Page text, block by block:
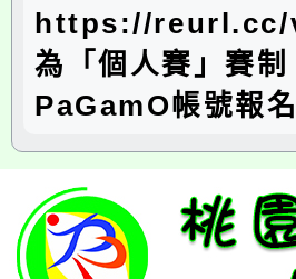
https://reurl.cc/
為「個人賽」賽
PaGamO帳號報名